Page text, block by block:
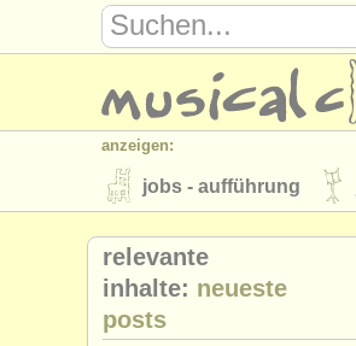
anzeigen:
jobs - aufführung
instrumentenverkauf
verzeichnisse:
orchester
relevante
inhalte: neueste
posts